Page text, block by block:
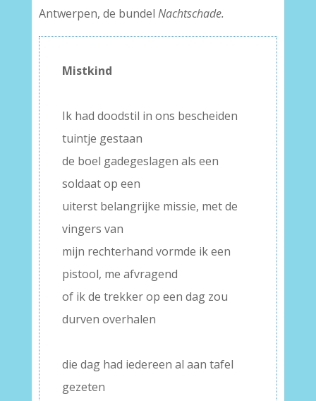
Antwerpen, de bundel Nachtschade.
Mistkind
Ik had doodstil in ons bescheiden
tuintje gestaan
de boel gadegeslagen als een
soldaat op een
uiterst belangrijke missie, met de
vingers van
mijn rechterhand vormde ik een
pistool, me afvragend
of ik de trekker op een dag zou
durven overhalen
die dag had iedereen al aan tafel
gezeten